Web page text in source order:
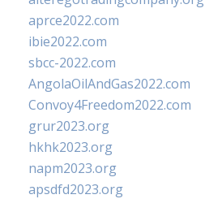
aprce2022.com
ibie2022.com
sbcc-2022.com
AngolaOilAndGas2022.com
Convoy4Freedom2022.com
grur2023.org
hkhk2023.org
napm2023.org
apsdfd2023.org